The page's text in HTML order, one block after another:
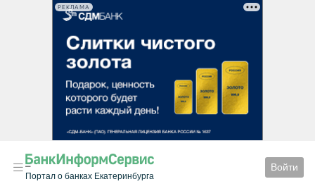
РЕКЛАМА
Портал о банках Екатеринбурга
Войти